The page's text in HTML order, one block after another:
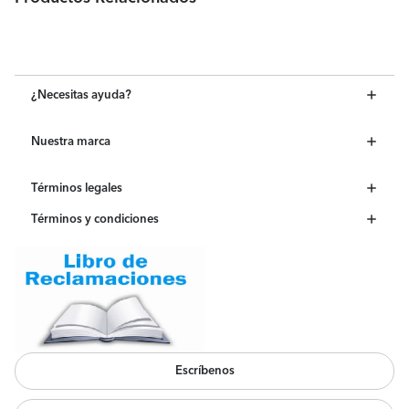
¿Necesitas ayuda?
Nuestra marca
Términos legales
Términos y condiciones
Escríbenos